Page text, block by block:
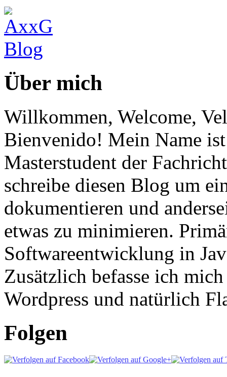
Über mich
Willkommen, Welcome,
Bienvenido! Mein Name
Masterstudent der
schreibe diesen Blog um
dokumentieren und
etwas zu minimieren.
Softwareentwicklung in
Zusätzlich befasse ich
Wordpress und natürlich
Folgen